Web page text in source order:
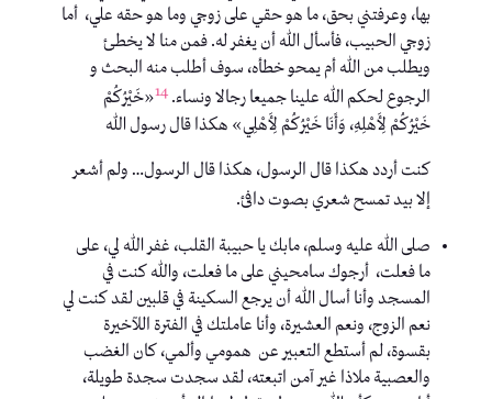
بها، وعرفتني بحق، ما هو حقي على زوجي وما هو حقه علي، أما
زوجي الحبيب، فأسأل الله أن يغفر له. فمن منا لا يخطئ
ويطلب من الله أم يمحو خطأه، سوف أطلب منه البحث و
الرجوع لحكم الله علينا جميعا رجالا ونساء. 14«خَيْرُكُمْ
خَيْرُكُمْ لِأَهْلِهِ، وَأَنَا خَيْرُكُمْ لِأَهْلِي» هكذا قال رسول الله
كنت أردد هكذا قال الرسول، هكذا قال الرسول… ولم أشعر
إلا بيد تمسح شعري بصوت دافئ.
صلى الله عليه وسلم، مابك يا حبيبة القلب، غفر الله لي، على
ما فعلت، أرجوك سامحيني على ما فعلت، والله كنت في
المسجد وأنا أسال الله أن يرجع السكينة في قلبين لقد كنت لي
نعم الزوج، ونعم العشيرة، وأنا عاملتك في الفترة اللآخيرة
بقسوة، لم أستطع التعبير عن همومي وألمي، كان الغضب
والعصبية ملاذا غير آمن اتبعته، لقد سجدت سجدة طويلة،